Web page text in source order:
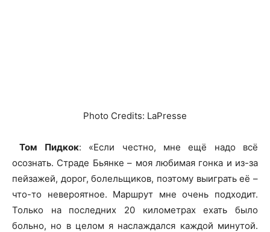
Photo Credits: LaPresse
Том Пидкок: «Если честно, мне ещё надо всё
осознать. Страде Бьянке – моя любимая гонка и из-за
пейзажей, дорог, болельщиков, поэтому выиграть её –
что-то невероятное. Маршрут мне очень подходит.
Только на последних 20 километрах ехать было
больно, но в целом я наслаждался каждой минутой.